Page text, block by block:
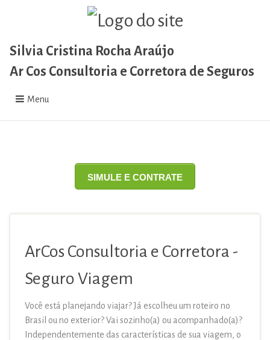
Silvia Cristina Rocha Araújo
Ar Cos Consultoria e Corretora de Seguros
Menu
SIMULE E CONTRATE
ArCos Consultoria e Corretora -
Seguro Viagem
Você está planejando viajar? Já escolheu um roteiro no
Brasil ou no exterior? Vai sozinho(a) ou acompanhado(a)?
Independentemente das características de sua viagem, o